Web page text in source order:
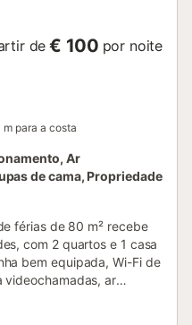
de € 100 por noite
m para a costa
Ar
de cama, Propriedade
férias de 80 m² recebe
com 2 quartos e 1 casa
bem equipada, Wi-Fi de
videochamadas, ar
O exterior, com